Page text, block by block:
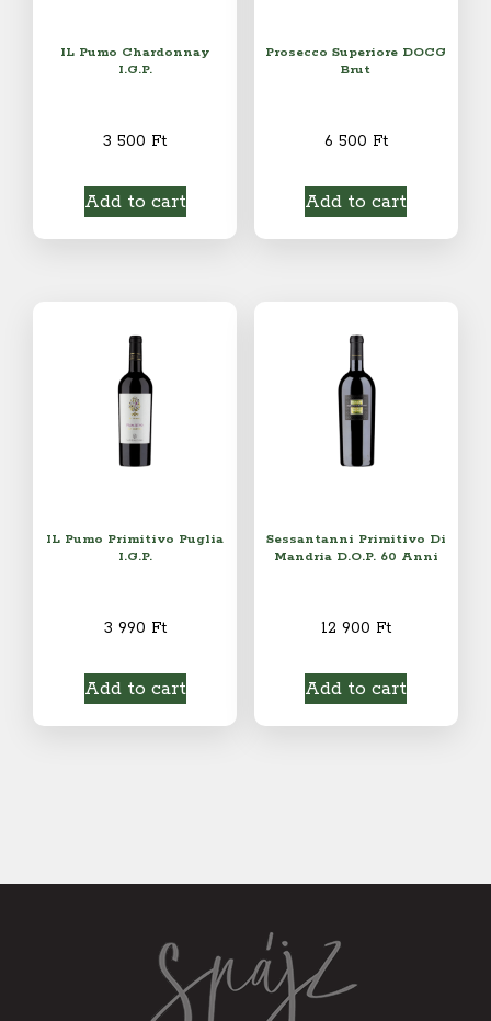
IL Pumo Chardonnay
I.G.P.
3 500 Ft
Add to cart
Prosecco Superiore DOCG
Brut
6 500 Ft
Add to cart
IL Pumo Primitivo Puglia
I.G.P.
3 990 Ft
Add to cart
Sessantanni Primitivo Di
Mandria D.O.P. 60 Anni
12 900 Ft
Add to cart